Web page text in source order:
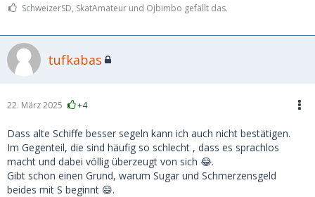
SchweizerSD, SkatAmateur und Ojbimbo gefällt das.
tufkabas
22. März 2025 +4
Dass alte Schiffe besser segeln kann ich auch nicht bestätigen.
Im Gegenteil, die sind häufig so schlecht , dass es sprachlos
macht und dabei völlig überzeugt von sich 😂.
Gibt schon einen Grund, warum Sugar und Schmerzensgeld
beides mit S beginnt 😄.